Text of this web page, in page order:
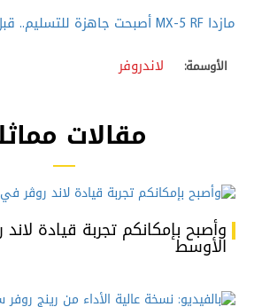
مازدا MX-5 RF أصبحت جاهزة للتسليم.. قبل الموعد المقرر!
الأوسمة: لاندروفر
مقالات
وأصبح بإمكانكم تجربة قيادة
الأوسط